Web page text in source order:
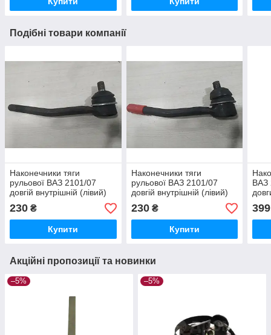
Подібні товари компанії
Наконечники тяги
рульової ВАЗ 2101/07
довгій внутрішній (лівий)
230 ₴
Купити
Наконечники тяги
рульової ВАЗ 2101/07
довгій внутрішній (лівий)
230₴
Купити
ВАЗ
399
Акційні пропозиції та новинки
–5% –5%